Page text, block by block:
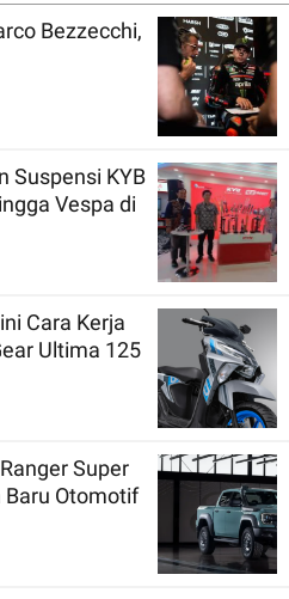
Bezzecchi,
Suspensi KYB
Vespa di
Cara Kerja
Ultima 125
Super
Baru Otomotif